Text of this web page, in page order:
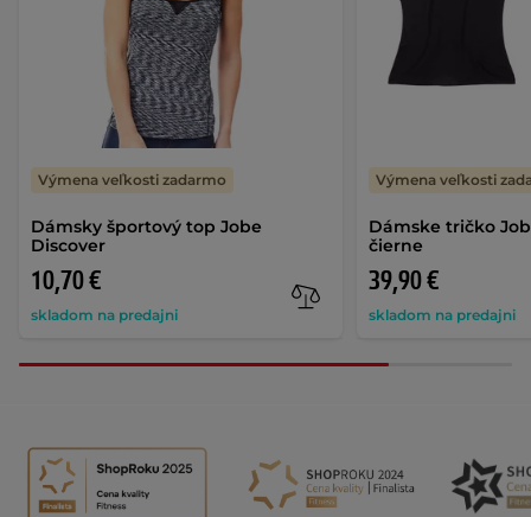
Dámsky športový top Jobe
Discover
10,70 €
skladom na predajni
Výmena veľkosti zadarmo
Dámske tričko
čierne
39,90 €
skladom na predajni
Výmena veľkosti